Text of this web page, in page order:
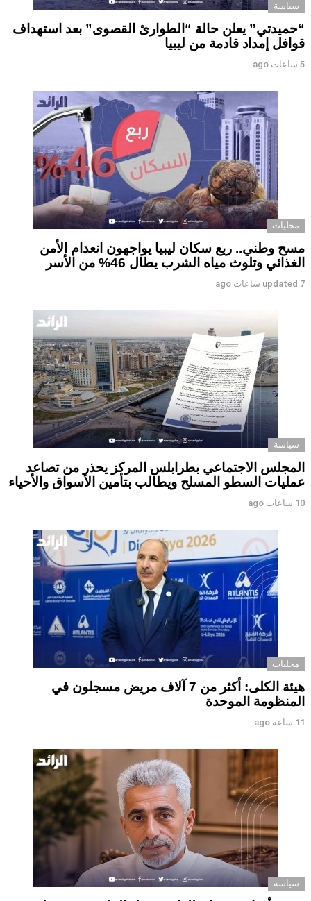
سياسة
“حميدتي” يعلن حالة “الطوارئ القصوى” بعد استهداف
قوافل إمداد قادمة من ليبيا
5 ساعات ago
محليات
مسح وطني.. ربع سكان ليبيا يواجهون انعدام الأمن
الغذائي وتلوث مياه الشرب يطال 46% من الأسر
updated 7 ساعات ago
سياسة
المجلس الاجتماعي بطرابلس المركز يحذر من تصاعد
عمليات السطو المسلح ويطالب بتأمين الأسواق والأحياء
10 ساعات ago
محليات
هيئة الكلى: أكثر من 7 آلاف مريض مسجلون في
المنظومة الموحدة
11 ساعة ago
سياسة